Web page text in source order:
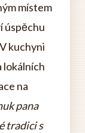
místem
úspěchu
kuchyni
lokálních
na
pana
tradici s